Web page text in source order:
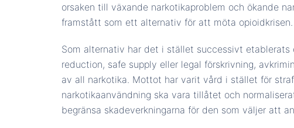
orsaken till växande narkotikaproblem och ökande
framstått som ett alternativ för att möta opioidkrisen.
Som alternativ har det i stället successivt etablerats
reduction, safe supply eller legal förskrivning,
av all narkotika. Mottot har varit vård i stället för
narkotikaanvändning ska vara tillåtet och
begränsa skadeverkningarna för den som väljer att